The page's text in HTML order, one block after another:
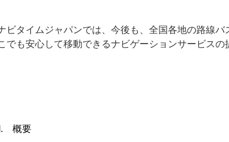
ビタイムジャパンでは、今後も、全国各地の路線
でも安心して移動できるナビゲーションサービスの
概要